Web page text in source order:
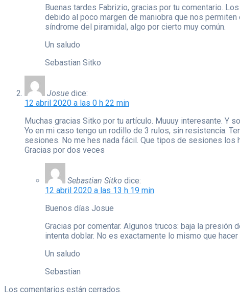
Buenas tardes Fabrizio, gracias por tu comentario.
debido al poco margen de maniobra que nos
síndrome del piramidal, algo por cierto muy común.
Un saludo
Sebastian Sitko
Josue dice:
12 abril 2020 a las 0 h 22 min
Muchas gracias Sitko por tu artículo. Muuuy interesante. Y
Yo en mi caso tengo un rodillo de 3 rulos, sin resistencia.
sesiones. No me hes nada fácil. Que tipos de sesiones los
Gracias por dos veces
Sebastian Sitko dice:
12 abril 2020 a las 13 h 19 min
Buenos días Josue
Gracias por comentar. Algunos trucos: baja la
intenta doblar. No es exactamente lo mismo que
Un saludo
Sebastian
Los comentarios están cerrados.